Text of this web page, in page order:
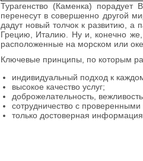
Турагенство (Каменка)
перенесут в совершенно другой
дадут новый толчок к развитию,
Грецию, Италию. Ну и, конечно же,
расположенные на морском или
Ключевые принципы, по которым
индивидуальный подход к
высокое качество услуг;
доброжелательность,
сотрудничество с
только достоверная информация.